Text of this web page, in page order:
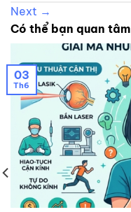
Next →
Có thể bạn quan tâm
03
Th6